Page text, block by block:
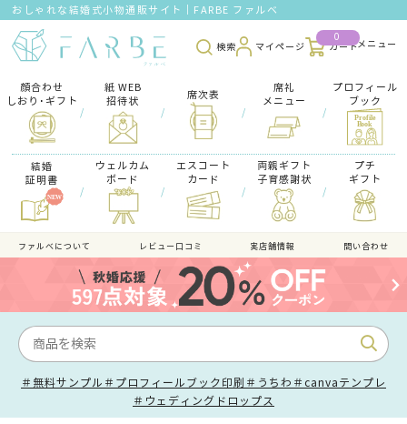
おしゃれな結婚式小物通販サイト｜FARBE ファルベ
検索 マイページ
0
カート
顔合わせ
しおり･ギフト
/
紙 WEB
招待状
/
席次表
/
席礼
メニュー
/
プロフィール
ブック
結婚
証明書
/
ウェルカム
ボード
/
エスコート
カード
/
両親ギフト
子育感謝状
/
プチ
ギフト
ファルべについて レビュー口コミ 実店舗情報 問い合わせ
＃無料サンプル ＃プロフィールブック印刷 ＃うちわ ＃canvaテンプレ
＃ウェディングドロップス